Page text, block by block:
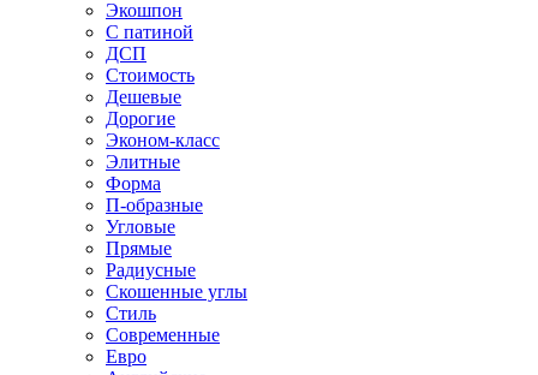
Экошпон
С патиной
ДСП
Стоимость
Дешевые
Дорогие
Эконом-класс
Элитные
Форма
П-образные
Угловые
Прямые
Радиусные
Скошенные углы
Стиль
Современные
Евро